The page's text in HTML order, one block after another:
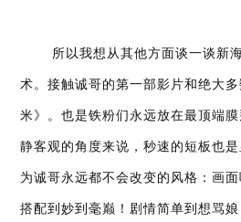
所以我想从其他方面谈一谈新海
术。接触诚哥的第一部影片和绝大
米》。也是铁粉们永远放在最顶端
静客观的角度来说，秒速的短板也
为诚哥永远都不会改变的风格：画
搭配到妙到毫巅！剧情简单到想骂